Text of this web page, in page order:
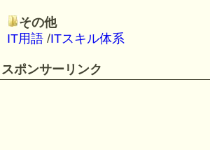
その他
IT用語 /ITスキル体系
スポンサーリンク